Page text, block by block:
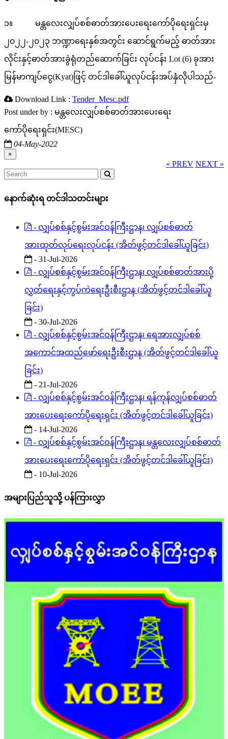
၁။ မန္တလေးလျှပ်စစ်ဓာတ်အားပေးရေးကော်ပိုရေးရှင်းမှ
၂၀၂၂-၂၀၂၃ ဘဏ္ဍာရေးနှစ်အတွင်း ဆောင်ရွက်မည့် ဓာတ်အား
လိုင်းနှင့်ဓာတ်အားခွဲရုံတည်ဆောက်ခြင်း လုပ်ငန်း Lot (6) ခုအား
မြန်မာကျပ်ငွေ(Kyat)ဖြင့် တင်ဒါခေါ်ယူလုပ်ငန်းအပ်နှံလိုပါသည်-
Download Link : Tender_Mesc.pdf
Post under by : မန္တလေးလျှပ်စစ်ဓာတ်အားပေးရေး
ကော်ပိုရေးရှင်း(MESC)
04-May-2022
×
« PREV NEXT »
နောက်ဆုံးရ တင်ဒါသတင်းများ
- လျှပ်စစ်နှင့်စွမ်းအင်ဝန်ကြီးဌာန၊ လျှပ်စစ်ဓာတ်
အားထုတ်လုပ်ရေးလုပ်ငန်း (အိတ်ဖွင့်တင်ဒါခေါ်ယူခြင်း)
- 31-Jul-2026
- လျှပ်စစ်နှင့်စွမ်းအင်ဝန်ကြီးဌာန၊ လျှပ်စစ်ဓာတ်အားပို့
လွှတ်ရေးနှင့်ကွပ်ကဲရေးဦးစီးဌာန (အိတ်ဖွင့်တင်ဒါခေါ်ယူ
ခြင်း)
- 30-Jul-2026
- လျှပ်စစ်နှင့်စွမ်းအင်ဝန်ကြီးဌာန၊ ရေအားလျှပ်စစ်
အကောင်အထည်ဖော်ရေးဦးစီးဌာန (အိတ်ဖွင့်တင်ဒါခေါ်ယူ
ခြင်း)
- 21-Jul-2026
- လျှပ်စစ်နှင့်စွမ်းအင်ဝန်ကြီးဌာန၊ ရန်ကုန်လျှပ်စစ်ဓာတ်
အားပေးရေးကော်ပိုရေးရှင်း (အိတ်ဖွင့်တင်ဒါခေါ်ယူခြင်း)
- 14-Jul-2026
- လျှပ်စစ်နှင့်စွမ်းအင်ဝန်ကြီးဌာန၊ မန္တလေးလျှပ်စစ်ဓာတ်
အားပေးရေးကော်ပိုရေးရှင်း (အိတ်ဖွင့်တင်ဒါခေါ်ယူခြင်း)
- 10-Jul-2026
အများပြည်သူသို့ ပန်ကြားလွှာ